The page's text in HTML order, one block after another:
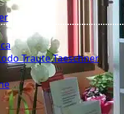
Traute Taeschner